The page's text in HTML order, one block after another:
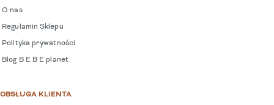
O nas
Regulamin Sklepu
Polityka prywatności
Blog B E B E planet
OBSŁUGA KLIENTA